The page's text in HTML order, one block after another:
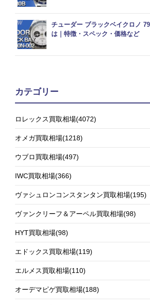
チューダー ブラックベイクロノ
は｜特徴・スペック・価格など
カテゴリー
ロレックス買取相場(4072)
オメガ買取相場(1218)
ウブロ買取相場(497)
IWC買取相場(366)
ヴァシュロンコンスタンタン買取相場(195)
ヴァンクリーフ＆アーペル買取相場(98)
HYT買取相場(98)
エドックス買取相場(119)
エルメス買取相場(110)
オーデマピゲ買取相場(188)